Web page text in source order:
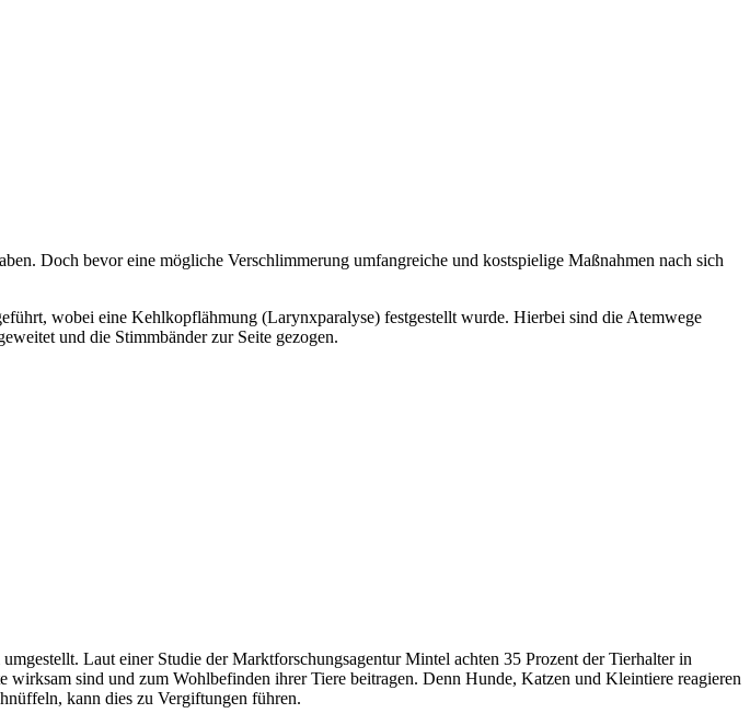
Doch bevor eine mögliche Verschlimmerung umfangreiche und kostspielige Maßnahmen nach sich
wobei eine Kehlkopflähmung (Larynxparalyse) festgestellt wurde. Hierbei sind die Atemwege
und die Stimmbänder zur Seite gezogen.
Laut einer Studie der Marktforschungsagentur Mintel achten 35 Prozent der Tierhalter in
wirksam sind und zum Wohlbefinden ihrer Tiere beitragen. Denn Hunde, Katzen und Kleintiere reagieren
kann dies zu Vergiftungen führen.